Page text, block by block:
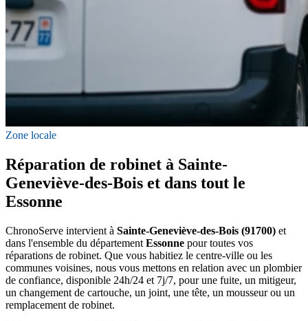
Zone locale
Réparation de robinet à Sainte-
Geneviève-des-Bois et dans tout le
Essonne
ChronoServe intervient à Sainte-Geneviève-des-Bois (91700) et
dans l'ensemble du département Essonne pour toutes vos
réparations de robinet. Que vous habitiez le centre-ville ou les
communes voisines, nous vous mettons en relation avec un plombier
de confiance, disponible 24h/24 et 7j/7, pour une fuite, un mitigeur,
un changement de cartouche, un joint, une tête, un mousseur ou un
remplacement de robinet.